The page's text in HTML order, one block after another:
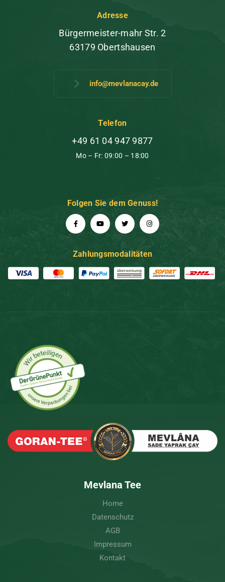
Adresse
Bürgermeister-mahr Str. 2
63179 Obertshausen
info@mevlanacay.de
Telefon
+49 61 04 947 9877
Mo – Fr: 09:00 – 18:00
Folgen Sie dem Genuss!
Zahlungsmodalitäten
Mevlana Tee
Home
Datenschutz
AGB
Impressum
Kontakt